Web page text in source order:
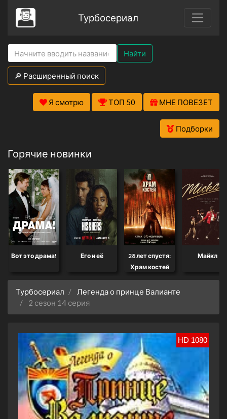
Турбосериал
Найти
🔎 Расширенный поиск
Я смотрю ТОП 50 МНЕ ПОВЕЗЕТ
Подборки
Горячие новинки
Вот это драма! Его и её
28 лет спустя:
Храм костей
Майкл
Турбосериал
Легенда о принце Валианте
2 сезон 14 серия
HD 1080